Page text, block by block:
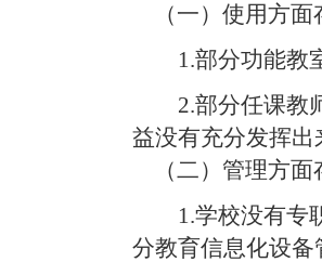
（一）使用方面
1.部分功能教
2.部分任课教
益没有充分发挥出
（二）管理方面
1.学校没有专
分教育信息化设备